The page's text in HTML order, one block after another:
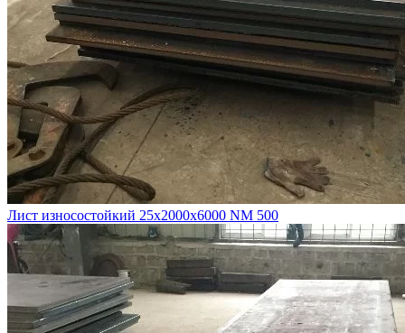
Лист износостойкий 25х2000х6000 NM 500